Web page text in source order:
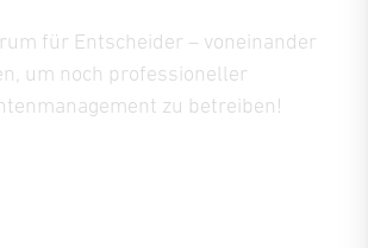
für Entscheider – voneinander
um noch professioneller
zu betreiben!